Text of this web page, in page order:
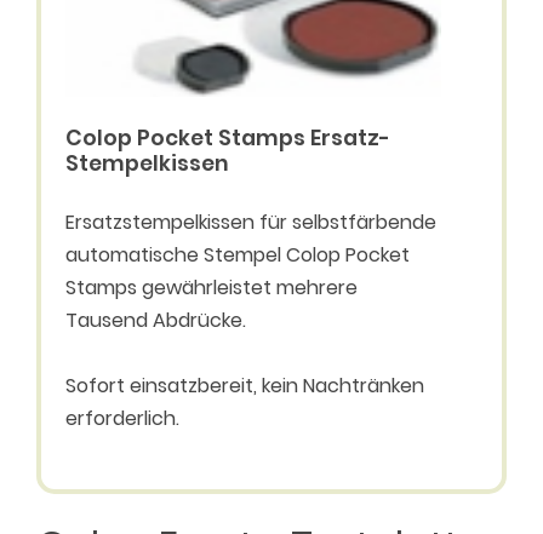
Colop Pocket Stamps Ersatz-
Stempelkissen
Ersatzstempelkissen für selbstfärbende
automatische Stempel Colop Pocket
Stamps gewährleistet mehrere
Tausend Abdrücke.
Sofort einsatzbereit, kein Nachtränken
erforderlich.